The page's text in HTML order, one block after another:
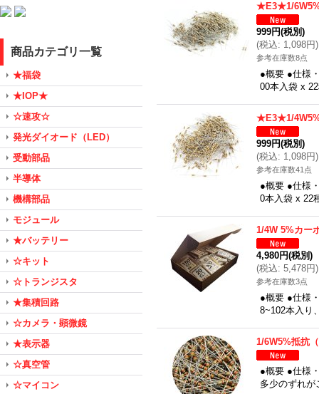
商品カテゴリ一覧
★福袋
★IOP★
☆速攻☆
発光ダイオード（LED）
受動部品
半導体
機構部品
モジュール
★バッテリー
☆キット
☆トランジスタ
★集積回路
☆カメラ・顕微鏡
★表示器
☆真空管
☆マイコン
★E3★1/
999円(税別)
(税込: 1,098円)
参考在庫数8点
●概要 ●仕様
00本入袋 x
★E3★1/
999円(税別)
(税込: 1,098円)
参考在庫数41点
●概要 ●仕様
0本入袋 x 22
1/4W 5%カー
4,980円(税別)
(税込: 5,478円)
参考在庫数3点
●概要 ●仕様
8~102本入り
1/6W5%抵抗
●概要 ●仕様
多少のずれ